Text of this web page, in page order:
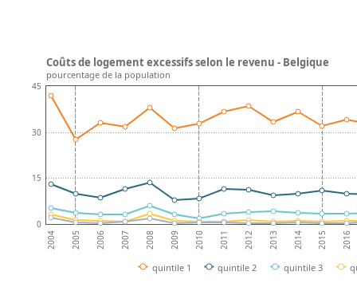
2004 2005 2006 2007 2008 2009 2010 2011 2012 2013 2014 2015 2016
0
15
30
45
quintile 1 quintile 2 quintile 3
Coûts de logement excessifs selon le revenu - Belgique
pourcentage de la population